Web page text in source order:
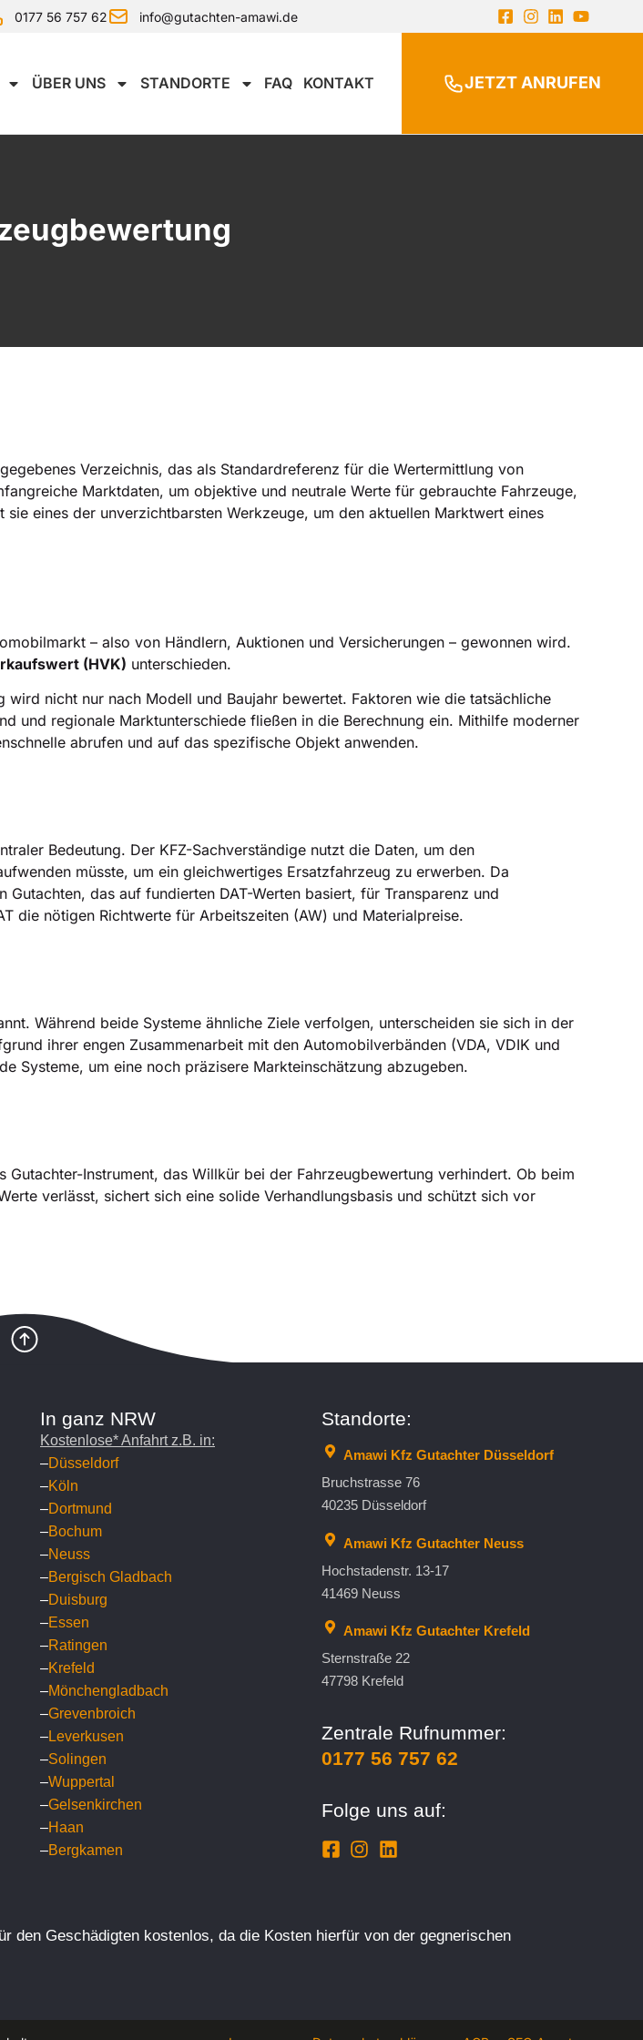
0177 56 757 62 info@gutachten-amawi.de
ÜBER UNS STANDORTE FAQ KONTAKT JETZT ANRUFEN
Verzeichnis, das als Standardreferenz für die Wertermittlung von
Marktdaten, um objektive und neutrale Werte für gebrauchte Fahrzeuge,
eines der unverzichtbarsten Werkzeuge, um den aktuellen Marktwert eines
– also von Händlern, Auktionen und Versicherungen – gewonnen wird.
(HVK) unterschieden.
nicht nur nach Modell und Baujahr bewertet. Faktoren wie die tatsächliche
und regionale Marktunterschiede fließen in die Berechnung ein. Mithilfe moderner
abrufen und auf das spezifische Objekt anwenden.
Bedeutung. Der KFZ-Sachverständige nutzt die Daten, um den
müsste, um ein gleichwertiges Ersatzfahrzeug zu erwerben. Da
das auf fundierten DAT-Werten basiert, für Transparenz und
die nötigen Richtwerte für Arbeitszeiten (AW) und Materialpreise.
Während beide Systeme ähnliche Ziele verfolgen, unterscheiden sie sich in der
ihrer engen Zusammenarbeit mit den Automobilverbänden (VDA, VDIK und
Systeme, um eine noch präzisere Markteinschätzung abzugeben.
Instrument, das Willkür bei der Fahrzeugbewertung verhindert. Ob beim
verlässt, sichert sich eine solide Verhandlungsbasis und schützt sich vor
In ganz NRW
Kostenlose* Anfahrt z.B. in:
–Düsseldorf
–Köln
–Dortmund
–Bochum
–Neuss
–Bergisch Gladbach
–Duisburg
–Essen
–Ratingen
–Krefeld
–Mönchengladbach
–Grevenbroich
–Leverkusen
–Solingen
–Wuppertal
–Gelsenkirchen
–Haan
–Bergkamen
Standorte:
Amawi Kfz Gutachter Düsseldorf
Bruchstrasse 76
40235 Düsseldorf
Amawi Kfz Gutachter Neuss
Hochstadenstr. 13-17
41469 Neuss
Amawi Kfz Gutachter Krefeld
Sternstraße 22
47798 Krefeld
Zentrale Rufnummer:
0177 56 757 62
Folge uns auf:
den Geschädigten kostenlos, da die Kosten hierfür von der gegnerischen